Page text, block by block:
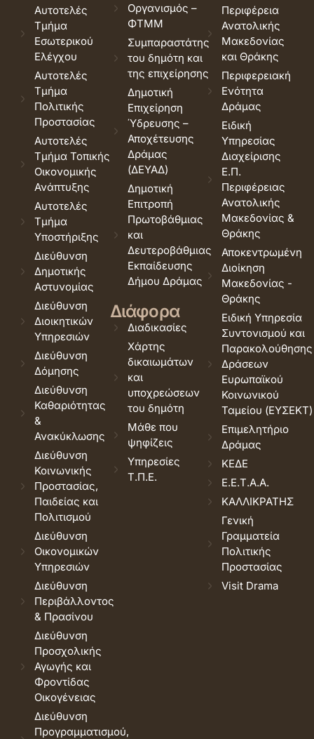
Αυτοτελές
Τμήμα
Εσωτερικού
Ελέγχου
Αυτοτελές
Τμήμα
Πολιτικής
Προστασίας
Αυτοτελές
Τμήμα Τοπικής
Οικονομικής
Ανάπτυξης
Αυτοτελές
Τμήμα
Υποστήριξης
Διεύθυνση
Δημοτικής
Αστυνομίας
Διεύθυνση
Διοικητικών
Υπηρεσιών
Διεύθυνση
Δόμησης
Διεύθυνση
Καθαριότητας
&
Ανακύκλωσης
Διεύθυνση
Κοινωνικής
Προστασίας,
Παιδείας και
Πολιτισμού
Διεύθυνση
Οικονομικών
Υπηρεσιών
Διεύθυνση
Περιβάλλοντος
& Πρασίνου
Διεύθυνση
Προσχολικής
Αγωγής και
Φροντίδας
Οικογένειας
Διεύθυνση
Προγραμματισμού,
Οργανισμός –
ΦΤΜΜ
Συμπαραστάτης
του δημότη και
της επιχείρησης
Δημοτική
Επιχείρηση
Ύδρευσης –
Αποχέτευσης
Δράμας
(ΔΕΥΑΔ)
Δημοτική
Επιτροπή
Πρωτοβάθμιας
και
Δευτεροβάθμιας
Εκπαίδευσης
Δήμου Δράμας
Διάφορα
Διαδικασίες
Χάρτης
δικαιωμάτων
και
υποχρεώσεων
του δημότη
Μάθε που
ψηφίζεις
Υπηρεσίες
Τ.Π.Ε.
Περιφέρεια
Ανατολικής
Μακεδονίας
και Θράκης
Περιφερειακή
Ενότητα
Δράμας
Ειδική
Υπηρεσίας
Διαχείρισης
Ε.Π.
Περιφέρειας
Ανατολικής
Μακεδονίας &
Θράκης
Αποκεντρωμένη
Διοίκηση
Μακεδονίας -
Θράκης
Ειδική Υπηρεσία
Συντονισμού και
Παρακολούθησης
Δράσεων
Ευρωπαϊκού
Κοινωνικού
Ταμείου (ΕΥΣΕΚΤ)
Επιμελητήριο
Δράμας
ΚΕΔΕ
Ε.Ε.Τ.Α.Α.
ΚΑΛΛΙΚΡΑΤΗΣ
Γενική
Γραμματεία
Πολιτικής
Προστασίας
Visit Drama